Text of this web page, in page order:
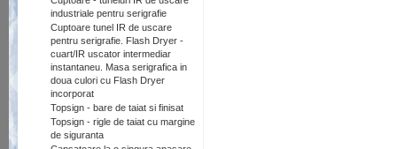
industriale pentru serigrafie
Cuptoare tunel IR de uscare
pentru serigrafie. Flash Dryer -
cuart/IR uscator intermediar
instantaneu. Masa serigrafica in
doua culori cu Flash Dryer
incorporat
Topsign - bare de taiat si finisat
Topsign - rigle de taiat cu margine
de siguranta